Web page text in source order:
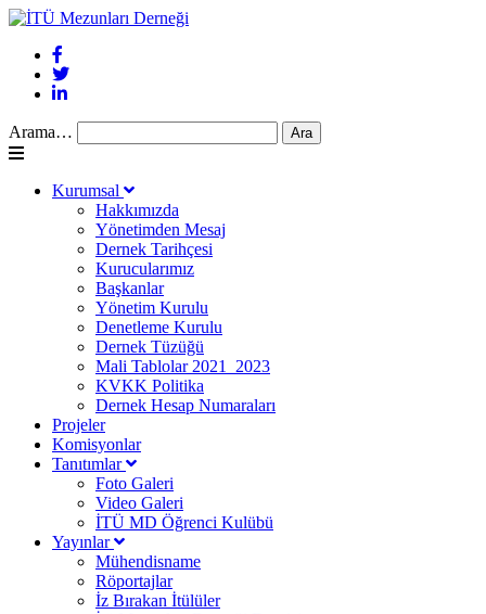
Arama…
Kurumsal
Hakkımızda
Yönetimden Mesaj
Dernek Tarihçesi
Kurucularımız
Başkanlar
Yönetim Kurulu
Denetleme Kurulu
Dernek Tüzüğü
Mali Tablolar 2021_2023
KVKK Politika
Dernek Hesap Numaraları
Projeler
Komisyonlar
Tanıtımlar
Foto Galeri
Video Galeri
İTÜ MD Öğrenci Kulübü
Yayınlar
Mühendisname
Röportajlar
İz Bırakan İtülüler